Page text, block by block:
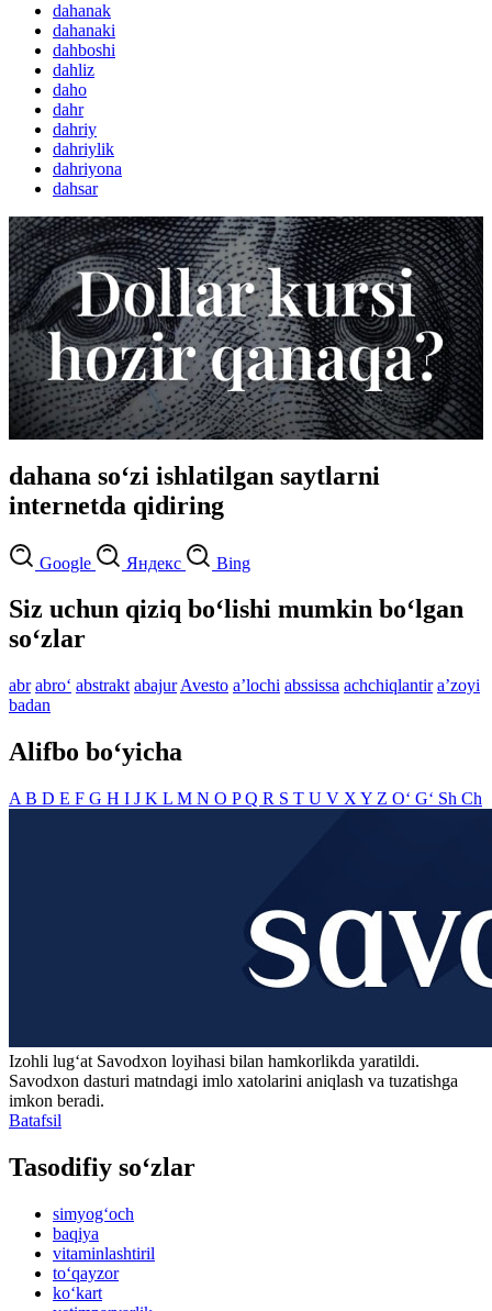
dahanak
dahanaki
dahboshi
dahliz
daho
dahr
dahriy
dahriylik
dahriyona
dahsar
dahana so‘zi ishlatilgan saytlarni
internetda qidiring
Google Яндекс Bing
Siz uchun qiziq bo‘lishi mumkin bo‘lgan
so‘zlar
abr abro‘ abstrakt abajur Avesto aʼlochi abssissa achchiqlantir aʼzoyi
badan
Alifbo bo‘yicha
A B D E F G H I J K L M N O PQ R S T U V X Y Z O‘ G‘ Sh Ch
Izohli lugʻat Savodxon loyihasi bilan hamkorlikda yaratildi.
Savodxon dasturi matndagi imlo xatolarini aniqlash va tuzatishga
imkon beradi.
Batafsil
Tasodifiy so‘zlar
simyog‘och
baqiya
vitaminlashtiril
to‘qayzor
ko‘kart